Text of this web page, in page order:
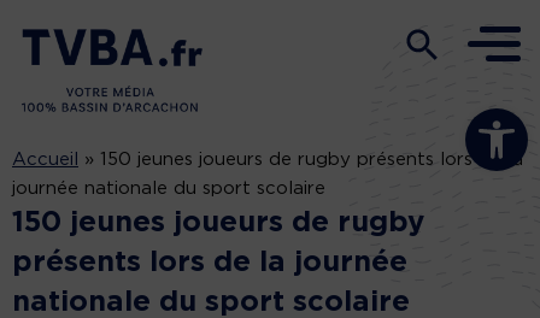
Ouvrir la
Accueil » 150 jeunes joueurs de rugby présents lors de la
journée nationale du sport scolaire
150 jeunes joueurs de rugby
présents lors de la journée
nationale du sport scolaire